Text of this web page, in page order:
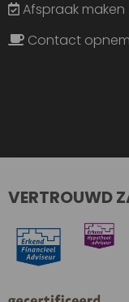
Afspraak maken
Contact
VERTROUWD